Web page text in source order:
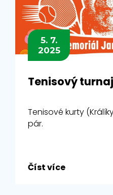
5. 7.
2025
Tenisový
Tenisové kurty
pár.
Číst více